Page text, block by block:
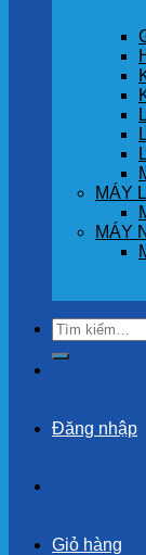
MÁY
MÁY
Tìm
kiếm:
Đăng nhập
Giỏ hàng